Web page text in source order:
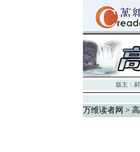
版主：
万维读者网 >